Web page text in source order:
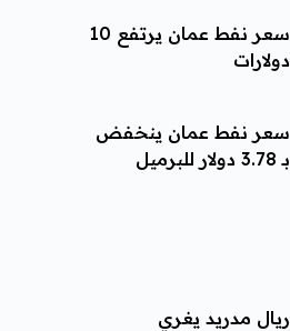
سعر نفط عمان يرتفع 10
دولارات
سعر نفط عمان ينخفض
بـ 3.78 دولار للبرميل
ريال مدريد يغري